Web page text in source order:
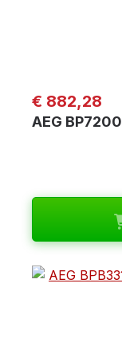
Regulärer
€ 882,28
AEG